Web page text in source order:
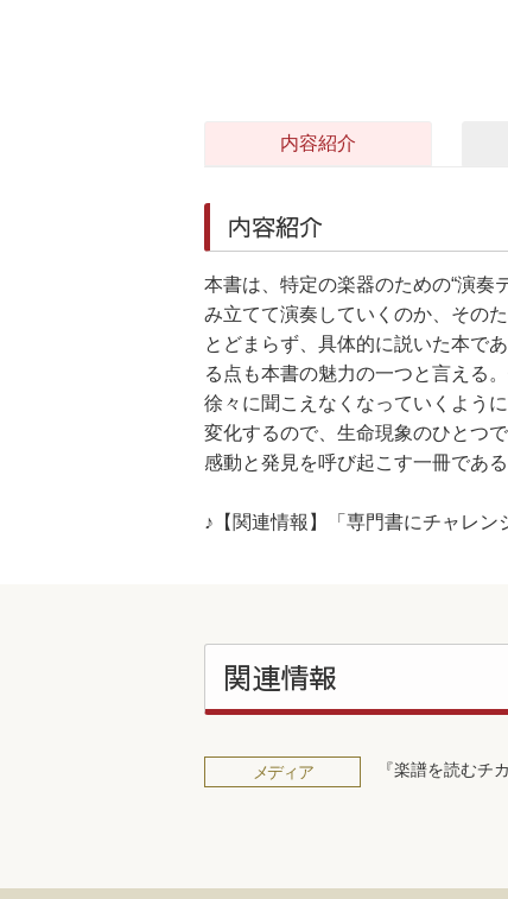
内容紹介
内容紹介
本書は、特定の楽器のための“演奏
み立てて演奏していくのか、その
とどまらず、具体的に説いた本で
る点も本書の魅力の一つと言える
徐々に聞こえなくなっていくよう
変化するので、生命現象のひとつ
感動と発見を呼び起こす一冊である
♪【関連情報】「専門書にチャレン
関連情報
メディア 『楽譜を読むチ